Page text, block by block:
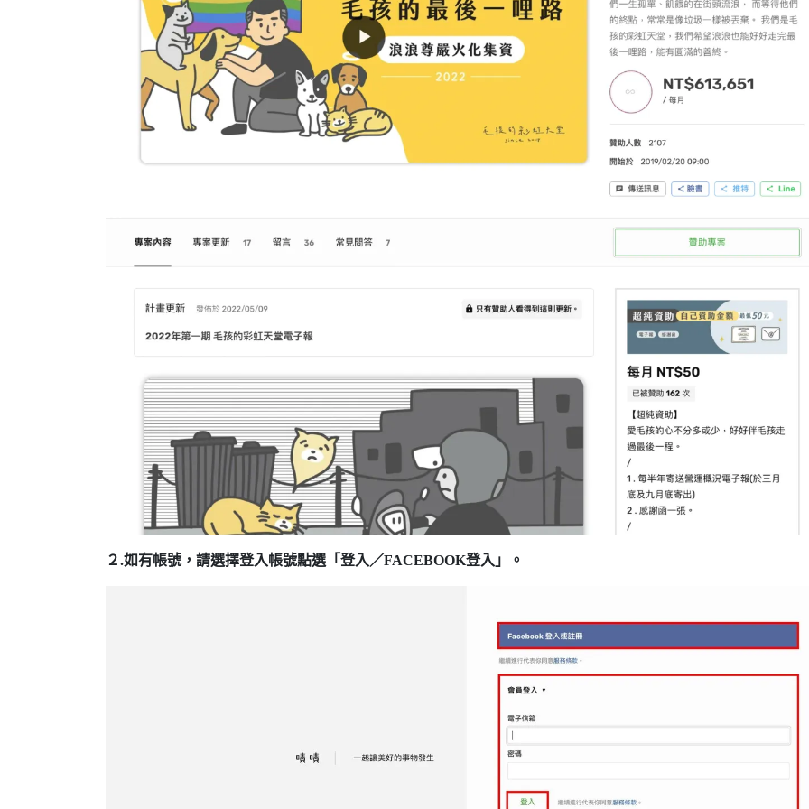
２.如有帳號，請選擇登入帳號點選「登入／FACEBOOK登入」。